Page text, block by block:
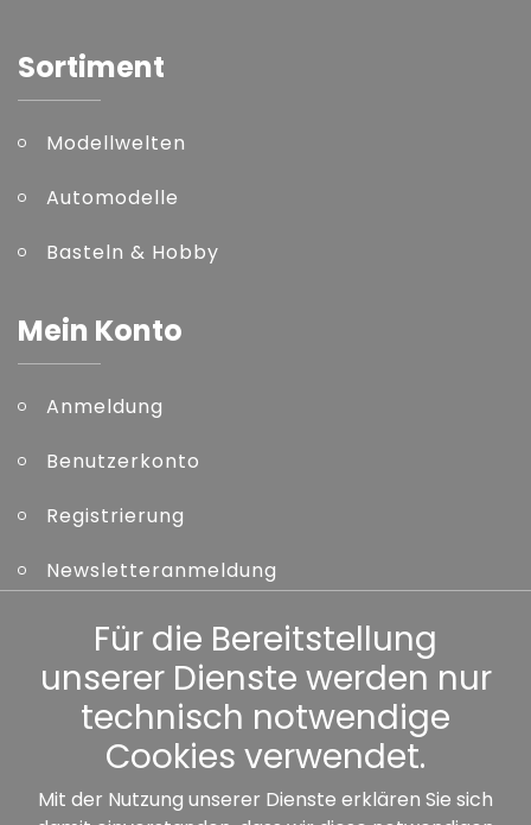
Sortiment
Modellwelten
Automodelle
Basteln & Hobby
Mein Konto
Anmeldung
Benutzerkonto
Registrierung
Newsletteranmeldung
Kennwort vergessen
Sonstiges
Für die Bereitstellung
unserer Dienste werden nur
technisch notwendige
Cookies verwendet.
Mit der Nutzung unserer Dienste erklären Sie sich